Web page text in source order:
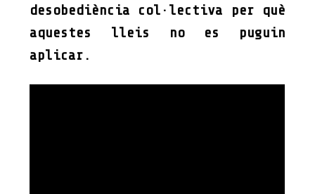
desobediència col·lectiva per què
aquestes lleis no es puguin
aplicar.